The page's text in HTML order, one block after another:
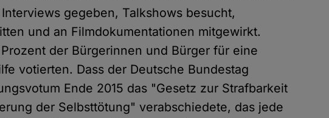
gegeben, Talkshows besucht,
und an Filmdokumentationen mitgewirkt.
der Bürgerinnen und Bürger für eine
votierten. Dass der Deutsche Bundestag
Ende 2015 das "Gesetz zur Strafbarkeit
der Selbsttötung" verabschiedete, das jede